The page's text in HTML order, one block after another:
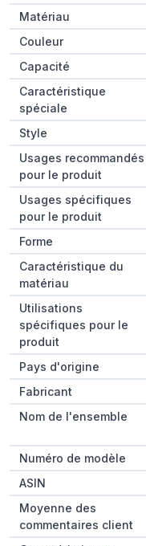
Matériau
Couleur
Capacité
Caractéristique
spéciale
Style
Usages recommandés
pour le produit
Usages spécifiques
pour le produit
Forme
Caractéristique du
matériau
Utilisations
spécifiques pour le
produit
Pays d'origine
Fabricant
Nom de l'ensemble
Numéro de modèle
ASIN
Moyenne des
commentaires client